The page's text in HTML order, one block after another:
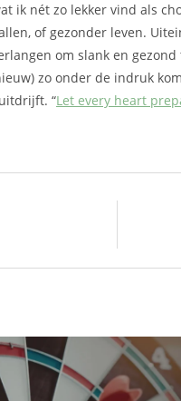
ik nét zo lekker vind als
of gezonder leven.
om slank en
zo onder de indruk
“Let every heart